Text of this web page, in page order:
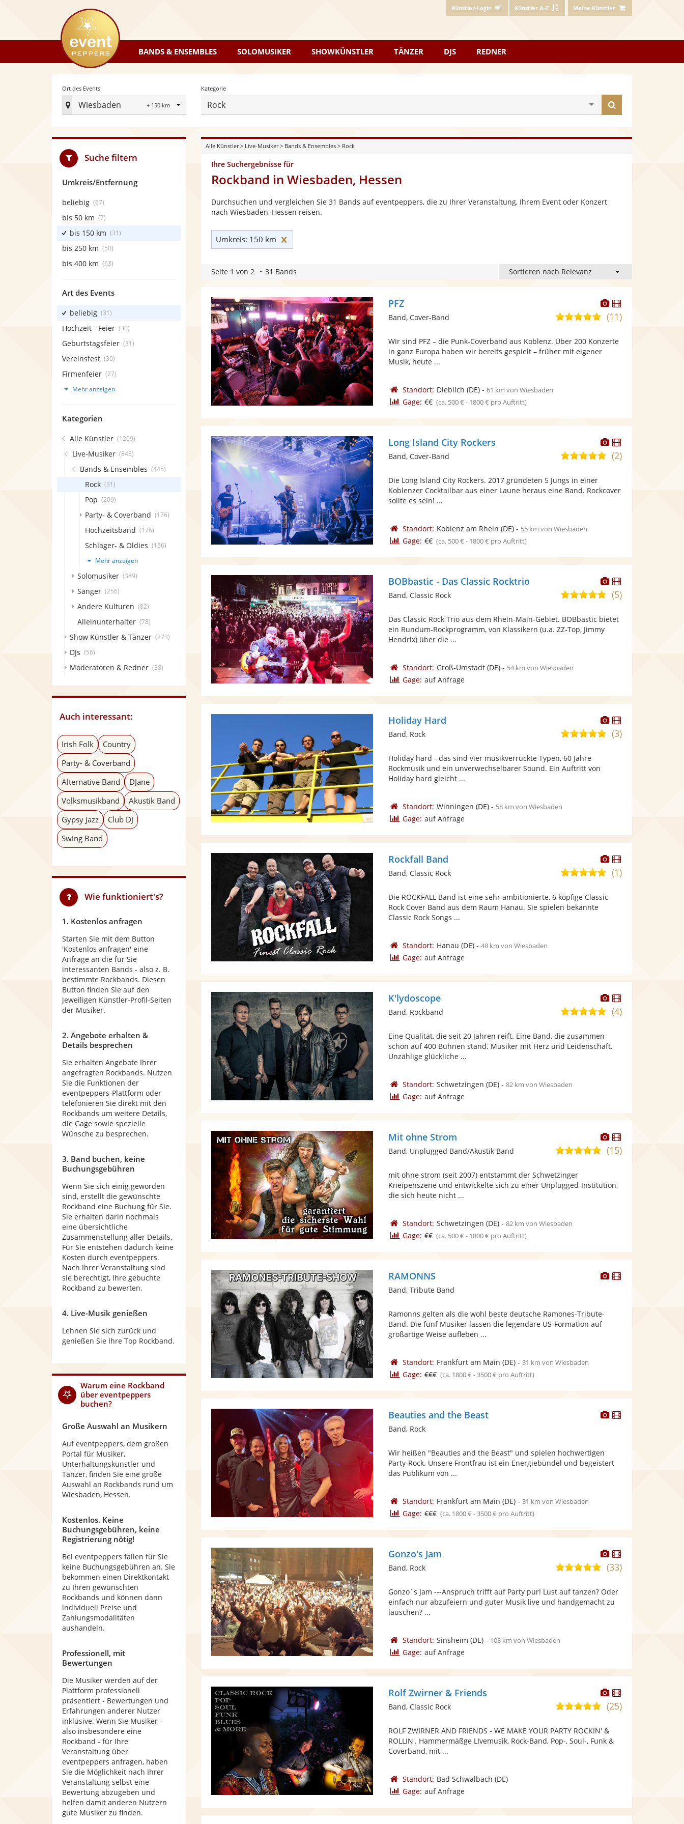
Künstler-Login Künstler A-Z Meine Künstler
eventpeppers
BANDS & ENSEMBLES SOLOMUSIKER SHOWKÜNSTLER TÄNZER DJS REDNER
Ort des Events
Wiesbaden
Radius
Ort
Events
festlegen
Kategorie
Rock
finden
Alle Künstler> Live-Musiker> Bands & Ensembles> Rock
Ihre Suchergebnisse für
Rockband in Wiesbaden, Hessen
Durchsuchen und vergleichen Sie 31 Bands auf eventpeppers, die zu Ihrer Veranstaltung, Ihrem Event oder Konzert
nach Wiesbaden, Hessen reisen.
Umkreis: 150 km
Seite 1 von 2 31 Bands
Dieser
Künstler
stellt
bereit.
Dieser
Künstler
PFZ
5,0
5
(11)
Band, Cover-Band
Wir sind PFZ – die Punk-Coverband aus Koblenz. Über 200 Konzerte
in ganz Europa haben wir bereits gespielt – früher mit eigener
Musik, heute ...
Standort: Dieblich (DE)- 61 km von Wiesbaden
Gage: €€ (ca. 500 € - 1800 € pro Auftritt)
Dieser
Künstler
stellt
Dieser
Künstler
Long Island City Rockers
5,0
Sternen
(2)
Band, Cover-Band
Die Long Island City Rockers. 2017 gründeten 5 Jungs in einer
Koblenzer Cocktailbar aus einer Laune heraus eine Band. Rockcover
sollte es sein! ...
Standort: Koblenz am Rhein (DE)- 55 km von Wiesbaden
Gage: €€ (ca. 500 € - 1800 € pro Auftritt)
Dieser
Künstler
stellt
bereit.
Dieser
Künstler
BOBbastic - Das Classic Rocktrio
5,0
5
(5)
Band, Classic Rock
Das Classic Rock Trio aus dem Rhein-Main-Gebiet. BOBbastic bietet
ein Rundum-Rockprogramm, von Klassikern (u.a. ZZ-Top, Jimmy
Hendrix) über die ...
Standort: Groß-Umstadt(DE)- 54 km von Wiesbaden
Gage: auf Anfrage
Dieser
Künstler
stellt
Dieser
Künstler
Holiday Hard
5,0(3)
Band, Rock
Holiday hard - das sind vier musikverrückte Typen, 60 Jahre
Rockmusik und ein unverwechselbarer Sound. Ein Auftritt von
Holiday hard gleicht ...
Standort: Winningen (DE)- 58 km von Wiesbaden
Gage: auf Anfrage
Dieser
Künstler
stellt
Dieser
Künstler
Rockfall Band
5,0
5
(1)
Band, Classic Rock
Die ROCKFALL Band ist eine sehr ambitionierte, 6 köpfige Classic
Rock Cover Band aus dem Raum Hanau. Sie spielen bekannte
Classic Rock Songs ...
Standort: Hanau (DE)- 48 km von Wiesbaden
Gage: auf Anfrage
Dieser
Künstler
stellt
Dieser
Künstler
K'lydoscope
5,0
Sternen
(4)
Band, Rockband
Eine Qualität, die seit 20 Jahren reift. Eine Band, die zusammen
schon auf 400 Bühnen stand. Musiker mit Herz und Leidenschaft.
Unzählige glückliche ...
Standort: Schwetzingen (DE)- 82 km von Wiesbaden
Gage: auf Anfrage
Dieser
Künstler
stellt
Dieser
Künstler
Mit ohne Strom
4,9
Sternen
(15)
Band, Unplugged Band/Akustik Band
mit ohne strom (seit 2007) entstammt der Schwetzinger
Kneipenszene und entwickelte sich zu einer Unplugged-Institution,
die sich heute nicht ...
Standort: Schwetzingen (DE)- 82 km von Wiesbaden
Gage: €€ (ca. 500 € - 1800 € pro Auftritt)
DieserDieser
RAMONNS
Band, Tribute Band
Ramonns gelten als die wohl beste deutsche Ramones-Tribute-
Band. Die fünf Musiker lassen die legendäre US-Formation auf
großartige Weise aufleben ...
Standort: Frankfurt am Main (DE)- 31 km von Wiesbaden
Gage: €€€ (ca. 1800 € - 3500 € pro Auftritt)
Dieser
bereit.
Dieser
Beauties and the Beast
Band, Rock
Wir heißen "Beauties and the Beast" und spielen hochwertigen
Party-Rock. Unsere Frontfrau ist ein Energiebündel und begeistert
das Publikum von ...
Standort: Frankfurt am Main (DE)- 31 km von Wiesbaden
Gage: €€€ (ca. 1800 € - 3500 € pro Auftritt)
Dieser
Künstler
stellt
Fotos
bereit.
Dieser
Künstler
Gonzo's Jam
5,0
5
Sternen
(33)
Band, Rock
Gonzo`s Jam ---Anspruch trifft auf Party pur! Lust auf tanzen? Oder
einfach nur abzufeiern und guter Musik live und handgemacht zu
lauschen? ...
Standort: Sinsheim (DE)- 103 km von Wiesbaden
Gage: auf Anfrage
Dieser
Künstler
stellt
bereit.
Dieser
Künstler
Rolf Zwirner & Friends
5,0
5
Sternen
(25)
Band, Classic Rock
ROLF ZWIRNER AND FRIENDS - WE MAKE YOUR PARTY ROCKIN' &
ROLLIN'. Hammermäßge LIvemusik, Rock-Band, Pop-, Soul-, Funk &
Coverband, mit ...
Standort: Bad Schwalbach (DE)
Gage: auf Anfrage
Suche filtern
Umkreis/Entfernung
beliebig (67)
bis 50 km (7)
bis 150 km (31)
bis 250 km (50)
bis 400 km (63)
Art des Events
beliebig (31)
Hochzeit - Feier (30)
Geburtstagsfeier (31)
Vereinsfest (30)
Firmenfeier (27)
Mehr anzeigen
Kategorien
Alle Künstler (1209)
Live-Musiker (843)
Bands & Ensembles (445)
Rock (31)
Pop (209)
Party- & Coverband (176)
Hochzeitsband (176)
Schlager- & Oldies (156)
Mehr anzeigen
Solomusiker (389)
Sänger (256)
Andere Kulturen (82)
Alleinunterhalter (78)
Show Künstler & Tänzer (273)
DJs (56)
Moderatoren & Redner (38)
Auch interessant:
Irish Folk
Country
Party- & Coverband
Alternative Band
DJane
Volksmusikband
Akustik Band
Gypsy Jazz
Club DJ
Swing Band
Wie funktioniert's?
1. Kostenlos anfragen
Starten Sie mit dem Button
'Kostenlos anfragen' eine
Anfrage an die für Sie
interessanten Bands - also z. B.
bestimmte Rockbands. Diesen
Button finden Sie auf den
jeweiligen Künstler-Profil-Seiten
der Musiker.
2. Angebote erhalten &
Details besprechen
Sie erhalten Angebote Ihrer
angefragten Rockbands. Nutzen
Sie die Funktionen der
eventpeppers-Plattform oder
telefonieren Sie direkt mit den
Rockbands um weitere Details,
die Gage sowie spezielle
Wünsche zu besprechen.
3. Band buchen, keine
Buchungsgebühren
Wenn Sie sich einig geworden
sind, erstellt die gewünschte
Rockband eine Buchung für Sie.
Sie erhalten darin nochmals
eine übersichtliche
Zusammenstellung aller Details.
Für Sie entstehen dadurch keine
Kosten durch eventpeppers.
Nach Ihrer Veranstaltung sind
sie berechtigt, Ihre gebuchte
Rockband zu bewerten.
4. Live-Musik genießen
Lehnen Sie sich zurück und
genießen Sie Ihre Top Rockband.
Warum eine Rockband
über eventpeppers
buchen?
Große Auswahl an Musikern
Auf eventpeppers, dem großen
Portal für Musiker,
Unterhaltungskünstler und
Tänzer, finden Sie eine große
Auswahl an Rockbands rund um
Wiesbaden, Hessen.
Kostenlos. Keine
Buchungsgebühren, keine
Registrierung nötig!
Bei eventpeppers fallen für Sie
keine Buchungsgebühren an. Sie
bekommen einen Direktkontakt
zu Ihren gewünschten
Rockbands und können dann
individuell Preise und
Zahlungsmodalitäten
aushandeln.
Professionell, mit
Bewertungen
Die Musiker werden auf der
Plattform professionell
präsentiert - Bewertungen und
Erfahrungen anderer Nutzer
inklusive. Wenn Sie Musiker -
also insbesondere eine
Rockband - für Ihre
Veranstaltung über
eventpeppers anfragen, haben
Sie die Möglichkeit nach Ihrer
Veranstaltung selbst eine
Bewertung abzugeben und
helfen damit anderen Nutzern
gute Musiker zu finden.